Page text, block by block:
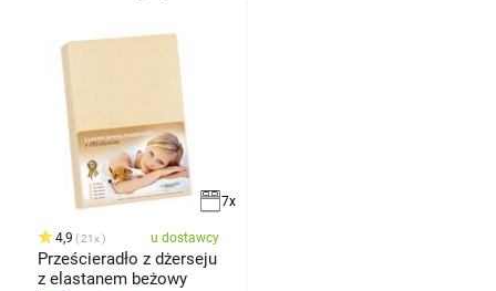
7x
4,9 21x u dostawcy
Prześcieradło z dżerseju
z elastanem beżowy